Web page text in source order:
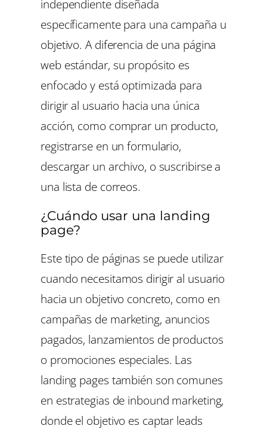
independiente diseñada
específicamente para una campaña u
objetivo. A diferencia de una página
web estándar, su propósito es
enfocado y está optimizada para
dirigir al usuario hacia una única
acción, como comprar un producto,
registrarse en un formulario,
descargar un archivo, o suscribirse a
una lista de correos.
¿Cuándo usar una landing
page?
Este tipo de páginas se puede utilizar
cuando necesitamos dirigir al usuario
hacia un objetivo concreto, como en
campañas de marketing, anuncios
pagados, lanzamientos de productos
o promociones especiales. Las
landing pages también son comunes
en estrategias de inbound marketing,
donde el objetivo es captar leads